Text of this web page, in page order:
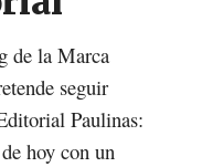
de la Marca
seguir
Paulinas:
hoy con un